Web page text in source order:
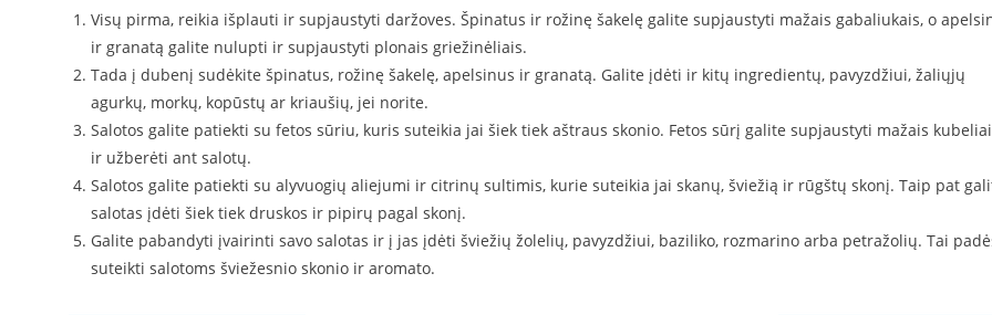
Visų pirma, reikia išplauti ir supjaustyti daržoves. Špinatus ir rožinę šakelę galite supjaustyti mažais gabaliukais, o
ir granatą galite nulupti ir supjaustyti plonais griežinėliais.
Tada į dubenį sudėkite špinatus, rožinę šakelę, apelsinus ir granatą. Galite įdėti ir kitų ingredientų, pavyzdžiui, žaliųjų
agurkų, morkų, kopūstų ar kriaušių, jei norite.
Salotos galite patiekti su fetos sūriu, kuris suteikia jai šiek tiek aštraus skonio. Fetos sūrį galite supjaustyti mažais
ir užberėti ant salotų.
Salotos galite patiekti su alyvuogių aliejumi ir citrinų sultimis, kurie suteikia jai skanų, šviežią ir rūgštų skonį. Taip pat
salotas įdėti šiek tiek druskos ir pipirų pagal skonį.
Galite pabandyti įvairinti savo salotas ir į jas įdėti šviežių žolelių, pavyzdžiui, baziliko, rozmarino arba petražolių. Tai
suteikti salotoms šviežesnio skonio ir aromato.